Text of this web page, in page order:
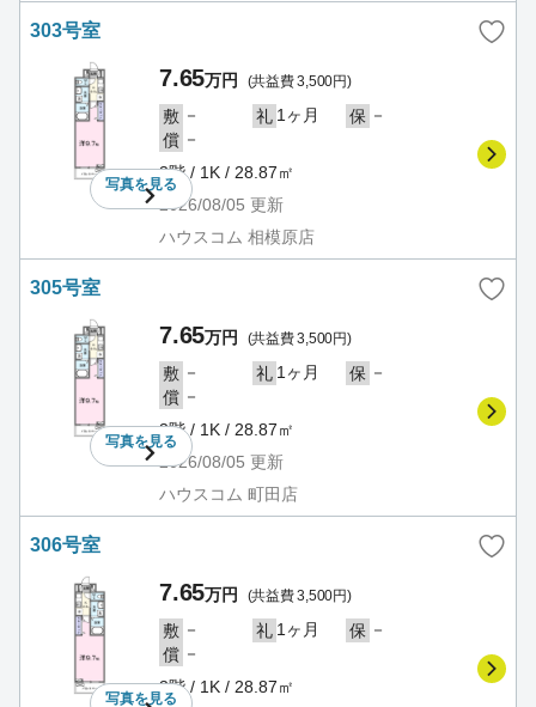
303号室
写真を見る
7.65万円 (共益費 3,500円)
敷 － 礼 1ヶ月 保 －
償 －
3階 / 1K / 28.87㎡
2026/08/05 更新
ハウスコム 相模原店
305号室
写真を見る
7.65万円 (共益費 3,500円)
敷 － 礼 1ヶ月 保 －
償 －
3階 / 1K / 28.87㎡
2026/08/05 更新
ハウスコム 町田店
306号室
写真を見る
7.65万円 (共益費 3,500円)
敷 － 礼 1ヶ月 保 －
償 －
3階 / 1K / 28.87㎡